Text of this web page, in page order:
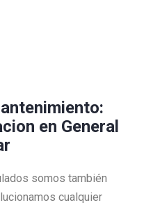
en General
somos también
cualquier